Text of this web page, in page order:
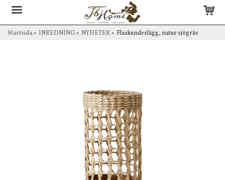
Startsida» INREDNING» NYHETER» Flaskunderlägg, natur sjögräs